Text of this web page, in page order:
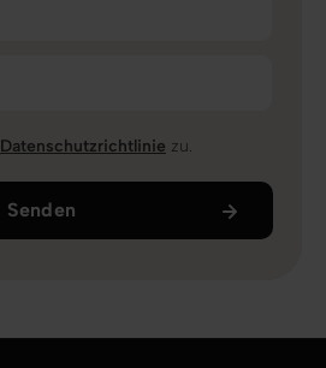
Datenschutzrichtlinie zu.
Senden